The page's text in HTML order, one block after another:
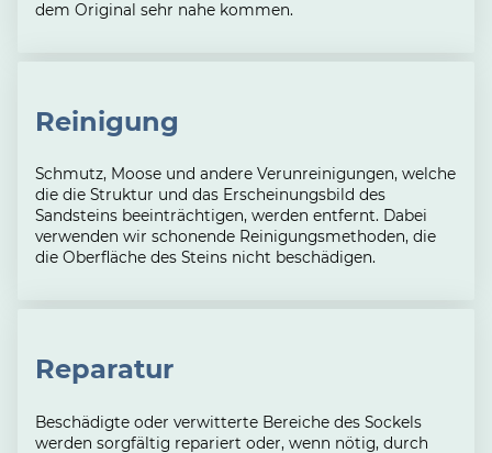
dem Original sehr nahe kommen.
Reinigung
Schmutz, Moose und andere Verunreinigungen, welche
die die Struktur und das Erscheinungsbild des
Sandsteins beeinträchtigen, werden entfernt. Dabei
verwenden wir schonende Reinigungsmethoden, die
die Oberfläche des Steins nicht beschädigen.
Reparatur
Beschädigte oder verwitterte Bereiche des Sockels
werden sorgfältig repariert oder, wenn nötig, durch